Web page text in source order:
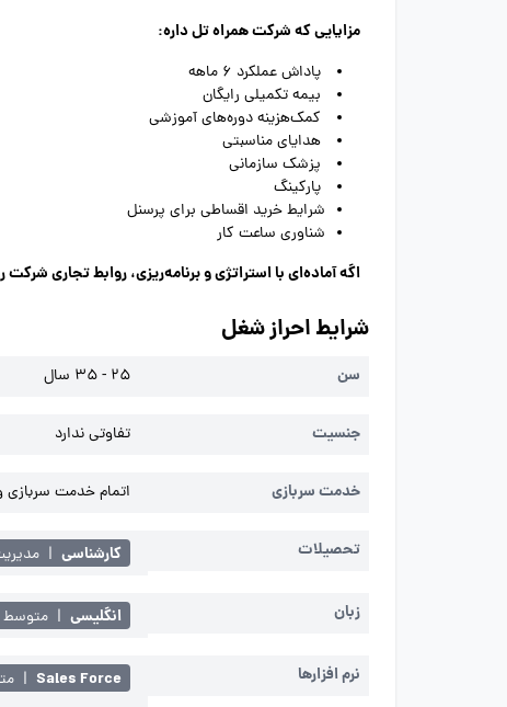
مزایایی که شرکت همراه تل داره:
پاداش عملکرد 6 ماهه
بیمه تکمیلی رایگان
کمک‌هزینه دوره‌های آموزشی
هدایای مناسبتی
پزشک سازمانی
پارکینگ
شرایط خرید اقساطی برای پرسنل
شناوری ساعت کار
اگه آماده‌ای با استراتژی و برنامه‌ریزی، روابط تجاری
شرایط احراز شغل
سن 25 - 35 سال
جنسیت تفاوتی ندارد
خدمت سربازی اتمام خدمت سربازی
تحصیلات کارشناسی |
زبان انگلیسی | متوسط ۵۰٪
نرم افزارها Sales Force
|